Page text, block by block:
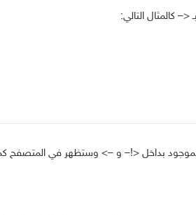
<– كالمثال التالي:
بداخل <!– و –> وستظهر في المتصفح